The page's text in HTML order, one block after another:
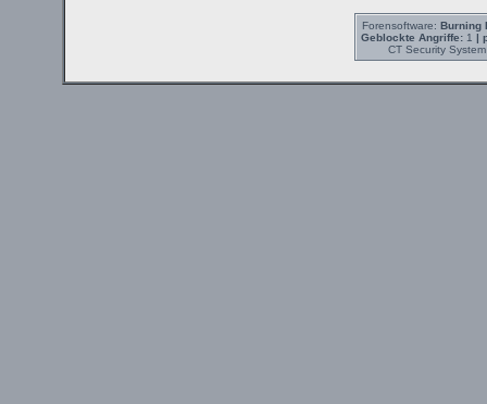
Forensoftware: Burning
Geblockte Angriffe:1 |
CT Security